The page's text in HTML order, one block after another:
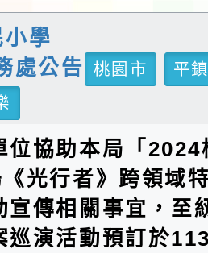
小學
處公告
桃園市
平
位協助本局「2024
光行者》跨領域
宣傳相關事宜，至
巡演活動預訂於